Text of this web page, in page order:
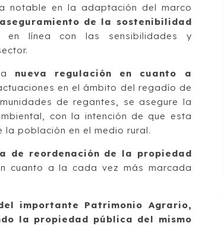
notable en la adaptación del marco
aseguramiento de la sostenibilidad
en línea con las sensibilidades y
nueva regulación en cuanto a
en el ámbito del regadío de
de regantes, se asegure la
con la intención de que esta
población en el medio rural.
de reordenación de la propiedad
cuanto a la cada vez más marcada
importante Patrimonio Agrario,
la propiedad pública del mismo